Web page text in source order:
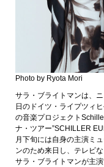
Photo by Ryota Mori
サラ・ブライトマンは、
日のドイツ・ライプツィ
の音楽プロジェクト
ナ・ツアー”SCHILLER
月下旬には自身の主演ミ
ンのため来日し、テレビ
サラ・ブライトマンが主